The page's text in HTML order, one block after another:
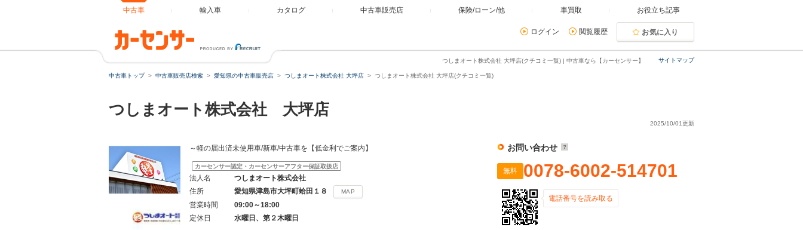
中古車 輸入車 カタログ 中古車販売店 保険/ローン/他 車買取 お役立ち記事
ログイン 閲覧履歴 お気に入り
サイトマップ
つしまオート株式会社 大坪店(クチコミ一覧) | 中古車なら【カーセンサー】
中古車トップ 中古車販売店検索 愛知県の中古車販売店 つしまオート株式会社 大坪店 つしまオート株式会社 大坪店(クチコミ一覧)
つしまオート株式会社 大坪店
2025/10/01更新
～軽の届出済未使用車/新車/中古車を【低金利でご案内】
カーセンサー認定・カーセンサーアフター保証取扱店
法人名
つしまオート株式会社
住所
愛知県津島市大坪町蛤田１８ MAP
営業時間
09:00～18:00
定休日
水曜日、第２木曜日
お問い合わせ
無料 0078-6002-514701
電話番号を読み取る